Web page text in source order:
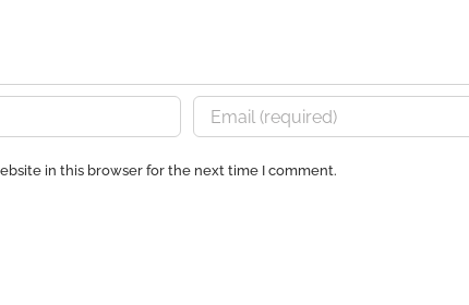
in this browser for the next time I comment.